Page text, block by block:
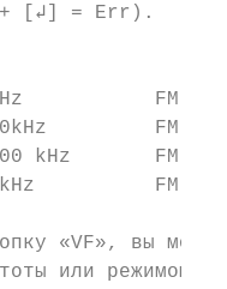
[↲] = Err).
FM:
FM:
kHz       FM:
FM:
«VF», вы
или режимом